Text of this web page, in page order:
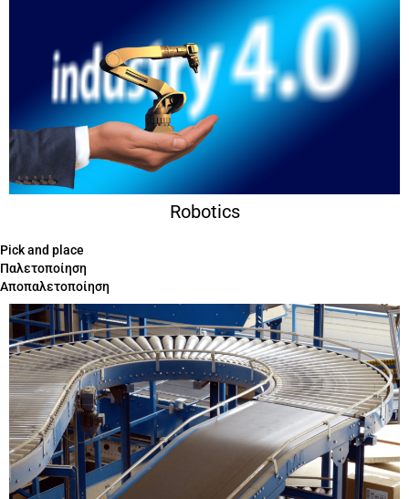
Robotics
Pick and place
Παλετοποίηση
Αποπαλετοποίηση
Γραμμές παραγωγής